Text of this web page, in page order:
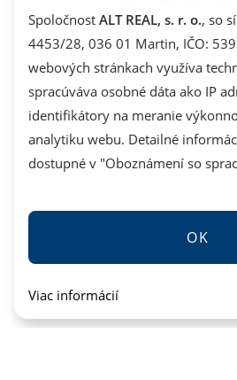
+421 948
GDPR - Spracovanie
Reklamačný
Spoločnost ALT REAL, s. r. o., so
4453/28, 036 01 Martin, IČO:
webových stránkach využíva
spracúváva osobné dáta ako IP
identifikátory na meranie
analytiku webu. Detailné
dostupné v "Oboznámení so
OK
Viac informácií